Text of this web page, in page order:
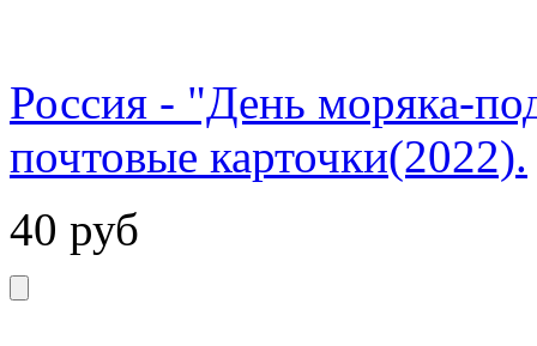
Россия - "День моряка-
почтовые карточки(2022).
40 руб